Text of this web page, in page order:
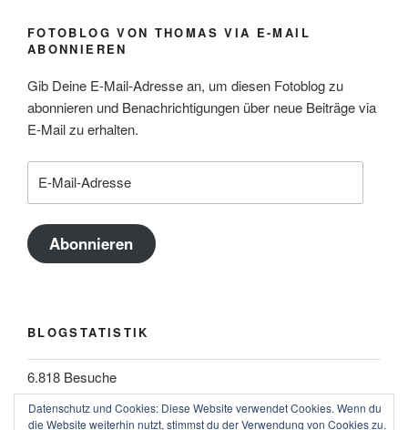
FOTOBLOG VON THOMAS VIA E-MAIL
ABONNIEREN
Gib Deine E-Mail-Adresse an, um diesen Fotoblog zu
abonnieren und Benachrichtigungen über neue Beiträge via
E-Mail zu erhalten.
Mail-
Abonnieren
BLOGSTATISTIK
6.818 Besuche
Datenschutz und Cookies: Diese Website verwendet Cookies. Wenn du
die Website weiterhin nutzt, stimmst du der Verwendung von Cookies zu.